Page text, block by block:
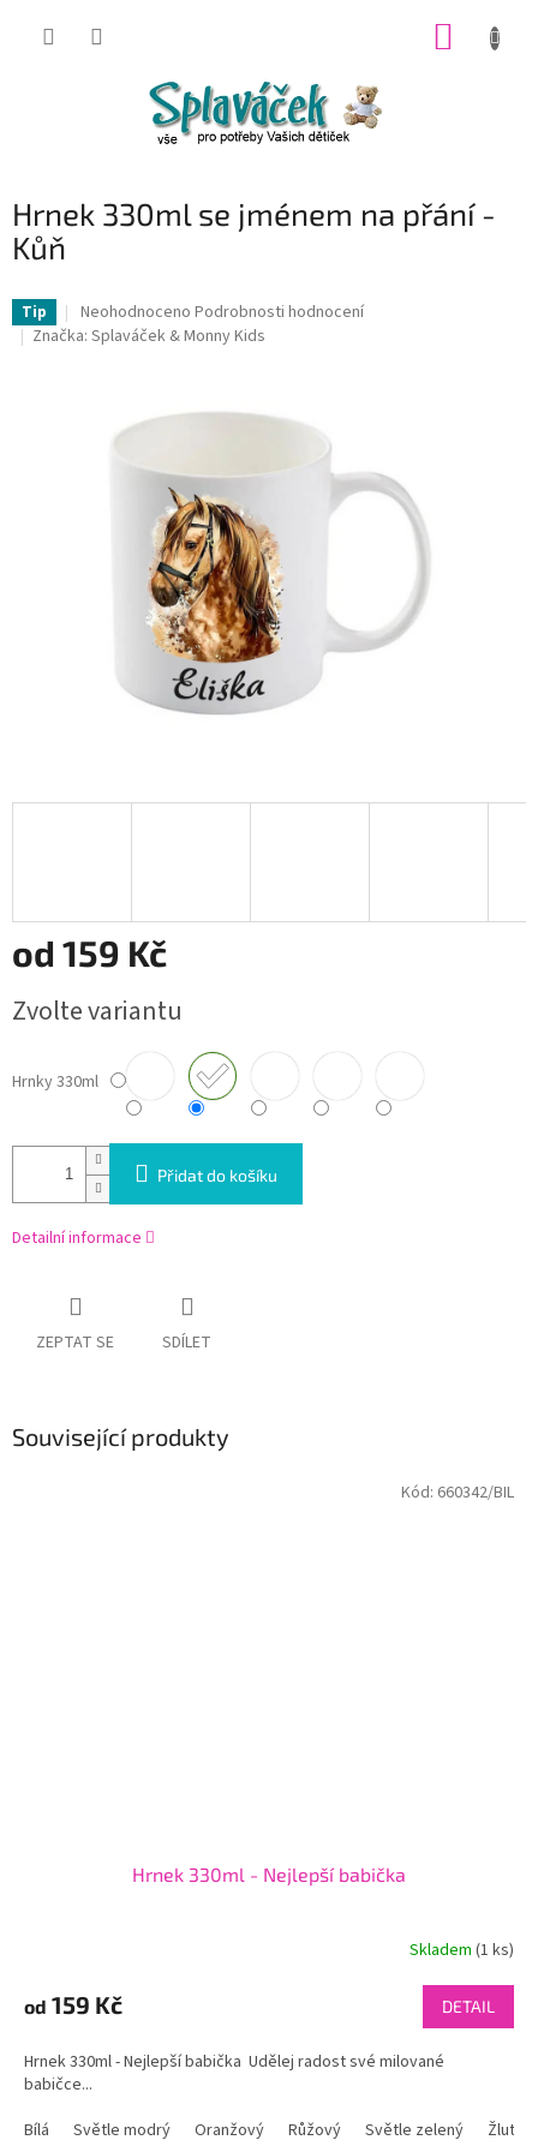
Hrnek 330ml se jménem na přání -
Kůň
Tip
Průměrné
hodnocení
hvězdiček.
Neohodnoceno Podrobnosti hodnocení
Značka: Splaváček & Monny Kids
od 159 Kč
cena:
Zvolte variantu
Hrnky 330ml
Přidat do košíku
Detailní informace
ZEPTAT SE SDÍLET
Související produkty
Hrnek 330ml - Nejlepší babička
Skladem (1 ks)
od 159 Kč DETAIL
Hrnek 330ml - Nejlepší babička Udělej radost své milované
babičce...
Bílá
Světle modrý Oranžový Růžový Světle zelený Žlutý
Kód: 660342/BIL